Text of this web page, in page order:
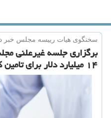
سخنگوی هیات رییسه مجلس خبر
برگزاری جلسه غیرعلنی
۱۴ میلیارد دلار برای تامین كالاهای اساسی